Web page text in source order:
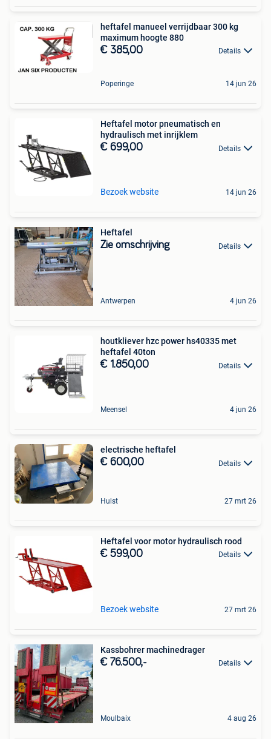
heftafel manueel verrijdbaar 300 kg
maximum hoogte 880
€ 385,00 Details
Poperinge 14 jun 26
Heftafel motor pneumatisch en
hydraulisch met inrijklem
€ 699,00 Details
Bezoek website 14 jun 26
Heftafel
Zie omschrijving Details
Antwerpen 4 jun 26
houtkliever hzc power hs40335 met
heftafel 40ton
€ 1.850,00 Details
Meensel 4 jun 26
electrische heftafel
€ 600,00 Details
Hulst 27 mrt 26
Heftafel voor motor hydraulisch rood
€ 599,00 Details
Bezoek website 27 mrt 26
Kassbohrer machinedrager
€ 76.500,- Details
Moulbaix 4 aug 26